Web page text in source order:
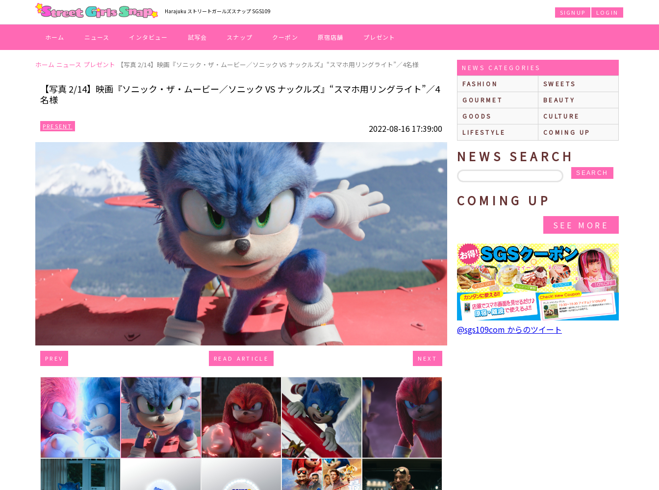
Harajuku ストリートガールズスナップ SGS109 LOGIN
SIGNUP
ホーム ニュース インタビュー 試写会 スナップ クーポン 原宿店舗 プレゼント
ホーム ニュース プレゼント 【写真 2/14】映画『ソニック・ザ・ムービー／ソニック VS ナックルズ』“スマホ用リングライト”／4名様
【写真 2/14】映画『ソニック・ザ・ムービー／ソニック VS ナックルズ』“スマホ用リングライト”／4
名様
PRESENT 2022-08-16 17:39:00
PREV READ ARTICLE NEXT
NEWS CATEGORIES
FASHION
SWEETS
GOURMET
BEAUTY
GOODS
CULTURE
LIFESTYLE
COMING UP
NEWS SEARCH
SEARCH
COMING UP
SEE MORE
@sgs109com からのツイート